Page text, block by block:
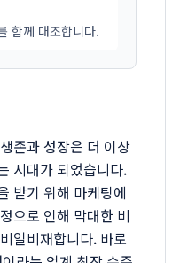
함께 대조합니다.
존과 성장은 더 이상
시대가 되었습니다.
받기 위해 마케팅에
으로 인해 막대한 비
일비재합니다. 바로